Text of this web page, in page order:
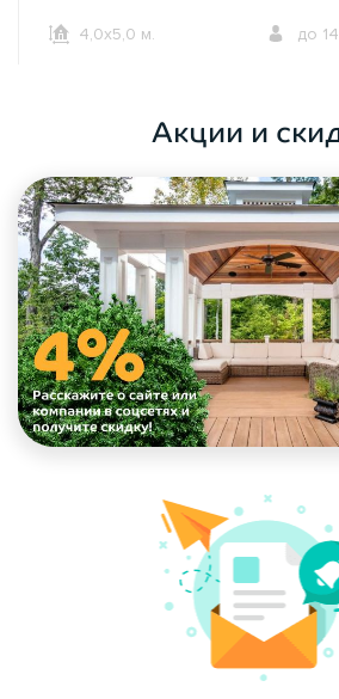
4,0х5,0 м. до 14
Акции и